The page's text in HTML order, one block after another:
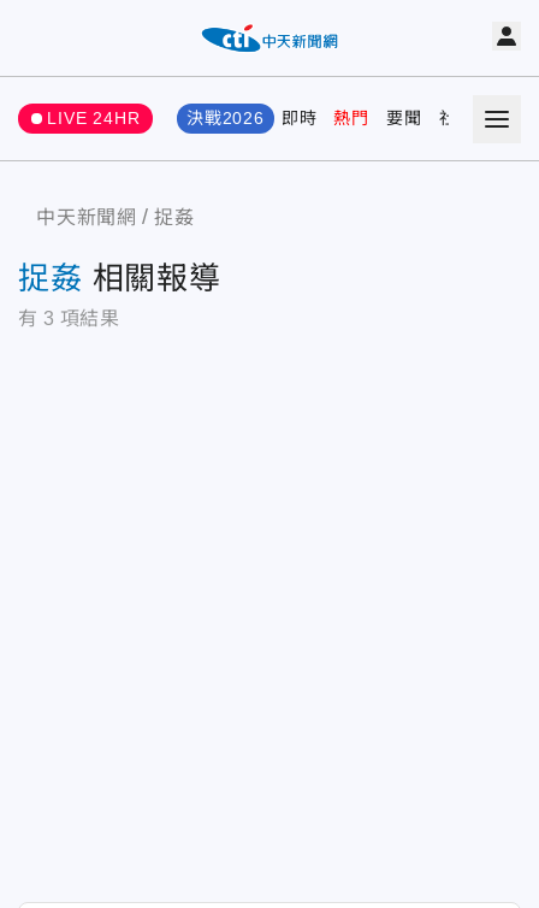
LIVE 24HR 決戰2026 即時 熱門 要聞 社會 娛樂
中天新聞網 捉姦
捉姦 相關報導
有 3 項結果